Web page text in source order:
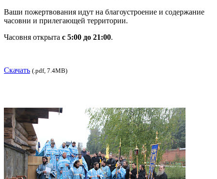
Ваши пожертвования идут на благоустроение и содержание
часовни и прилегающей территории.
Часовня открыта с 5:00 до 21:00.
Скачать (.pdf, 7.4MB)